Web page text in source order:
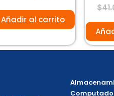
de
Añadir al carrito
$